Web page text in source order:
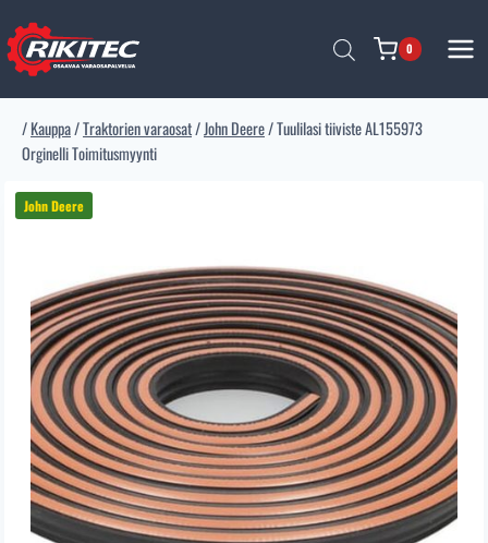
sisältöön
0
/Kauppa/Traktorien varaosat/John Deere/Tuulilasi tiiviste AL155973
Orginelli Toimitusmyynti